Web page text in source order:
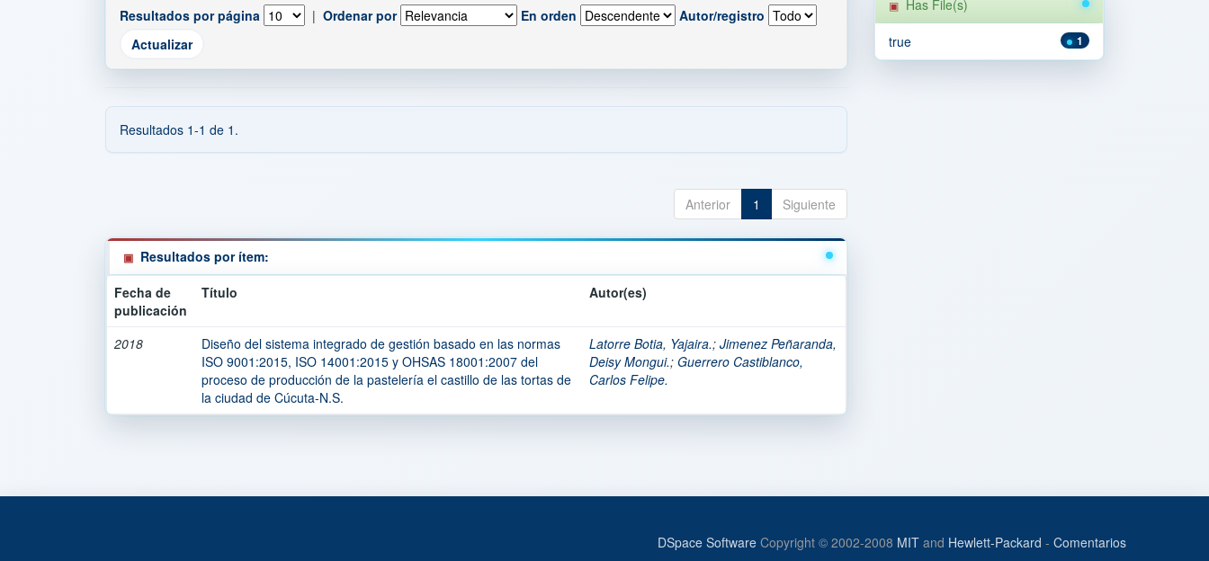
Resultados por página | Ordenar por En orden Autor/registro
Resultados 1-1 de 1.
Anterior 1 Siguiente
Resultados por ítem:
Fecha de
publicación
Título Autor(es)
2018
Diseño del sistema integrado de gestión basado en las normas
ISO 9001:2015, ISO 14001:2015 y OHSAS 18001:2007 del
proceso de producción de la pastelería el castillo de las tortas de
la ciudad de Cúcuta-N.S.
Latorre Botia, Yajaira.; Jimenez Peñaranda,
Deisy Mongui.; Guerrero Castiblanco,
Carlos Felipe.
Has File(s)
1
true
DSpace Software Copyright © 2002-2008 MIT and Hewlett-Packard - Comentarios